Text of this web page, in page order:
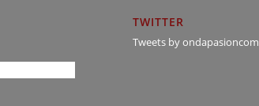
TWITTER
Tweets by ondapasioncom